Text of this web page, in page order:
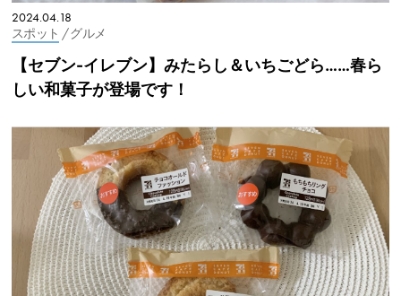
2024.04.18
スポット / グルメ
【セブン-イレブン】みたらし＆いちごどら……春ら
しい和菓子が登場です！